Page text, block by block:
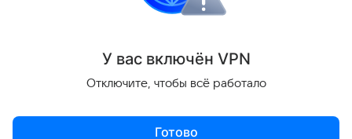
У вас включён VPN
Отключите, чтобы всё работало
Готово